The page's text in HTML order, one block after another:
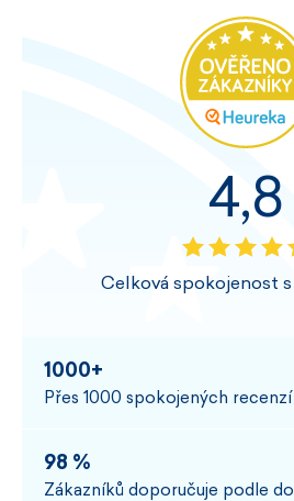
4,8
Celková spokojenost
1000+
Přes 1000 spokojených recenzí
98 %
Zákazníků doporučuje podle